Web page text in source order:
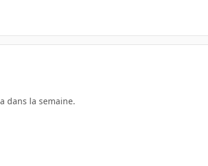
dans la semaine.